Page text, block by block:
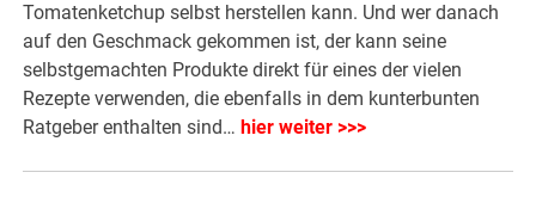
Tomatenketchup selbst herstellen kann. Und wer danach
auf den Geschmack gekommen ist, der kann seine
selbstgemachten Produkte direkt für eines der vielen
Rezepte verwenden, die ebenfalls in dem kunterbunten
Ratgeber enthalten sind… hier weiter >>>